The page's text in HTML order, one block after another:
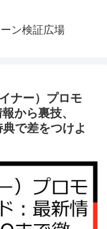
ン検証広場
ナー）プロモ
から裏技、
で差をつけよ